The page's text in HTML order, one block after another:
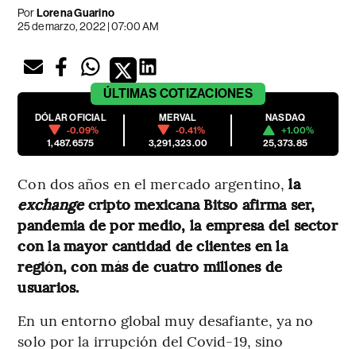
PorLorena Guarino
25 de marzo, 2022 | 07:00 AM
ÚLTIMAS COTIZACIONES
DÓLAR OFICIAL
-0.09%
1,487.6575
MERVAL
-0.41%
3,291,323.00
NASDAQ
+1.00%
25,373.85
Con dos años en el mercado argentino, la
exchangecripto mexicana Bitso afirma ser,
pandemia de por medio, la empresa del sector
con la mayor cantidad de clientes en la
región, con más de cuatro millones de
usuarios.
En un entorno global muy desafiante, ya no
solo por la irrupción del Covid-19, sino